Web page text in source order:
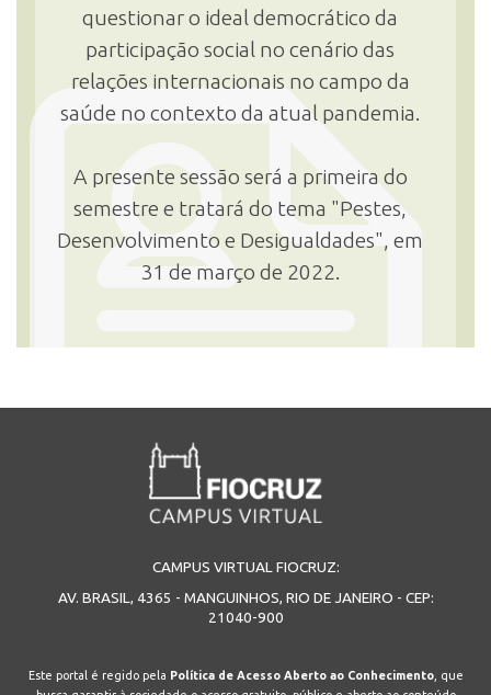
questionar o ideal democrático da
participação social no cenário das
relações internacionais no campo da
saúde no contexto da atual pandemia.
A presente sessão será a primeira do
semestre e tratará do tema "Pestes,
Desenvolvimento e Desigualdades", em
31 de março de 2022.
CAMPUS VIRTUAL FIOCRUZ:
AV. BRASIL, 4365 - MANGUINHOS, RIO DE JANEIRO - CEP:
21040-900
Este portal é regido pela Política de Acesso Aberto ao Conhecimento, que